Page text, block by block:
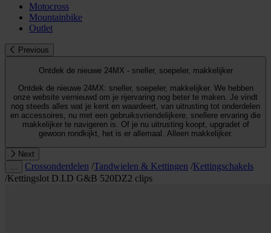
Motocross
Mountainbike
Outlet
Previous
Ontdek de nieuwe 24MX - sneller, soepeler, makkelijker
Ontdek de nieuwe 24MX: sneller, soepeler, makkelijker. We hebben
onze website vernieuwd om je rijervaring nog beter te maken. Je vindt
nog steeds alles wat je kent en waardeert, van uitrusting tot onderdelen
en accessoires, nu met een gebruiksvriendelijkere, snellere ervaring die
makkelijker te navigeren is. Of je nu uitrusting koopt, upgradet of
gewoon rondkijkt, het is er allemaal. Alleen makkelijker.
Next
Crossonderdelen /Tandwielen & Kettingen /Kettingschakels
/Kettingslot D.I.D G&B 520DZ2 clips